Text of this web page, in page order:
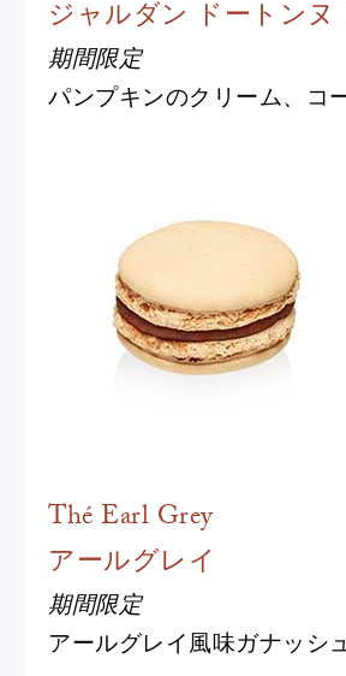
ジャルダン ドートンヌ
期間限定
パンプキンのクリーム、コ
Thé Earl Grey
アールグレイ
期間限定
アールグレイ風味ガナッシ